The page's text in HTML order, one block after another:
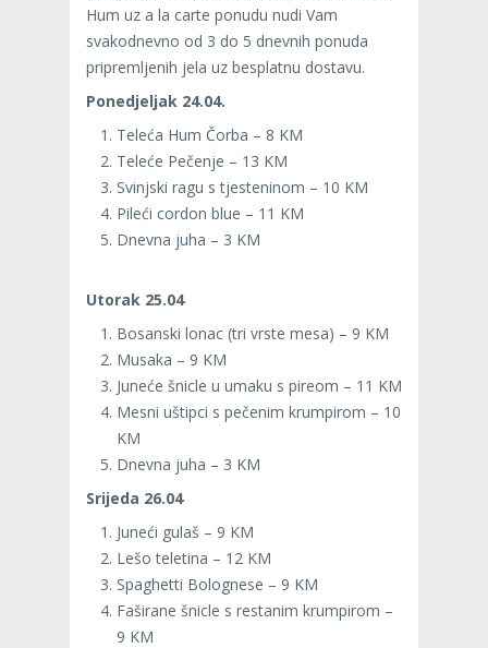
Hum uz a la carte ponudu nudi Vam
svakodnevno od 3 do 5 dnevnih ponuda
pripremljenih jela uz besplatnu dostavu.
Ponedjeljak 24.04.
Teleća Hum Čorba – 8 KM
Teleće Pečenje – 13 KM
Svinjski ragu s tjesteninom – 10 KM
Pileći cordon blue – 11 KM
Dnevna juha – 3 KM
Utorak 25.04
Bosanski lonac (tri vrste mesa) – 9 KM
Musaka – 9 KM
Juneće šnicle u umaku s pireom – 11 KM
Mesni uštipci s pečenim krumpirom – 10
KM
Dnevna juha – 3 KM
Srijeda 26.04
Juneći gulaš – 9 KM
Lešo teletina – 12 KM
Spaghetti Bolognese – 9 KM
Faširane šnicle s restanim krumpirom –
9 KM